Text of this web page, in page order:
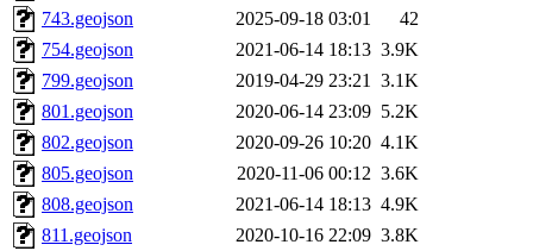
743.geojson
2025-09-18 03:01
42
754.geojson
2021-06-14 18:13 3.9K
799.geojson
2019-04-29 23:21 3.1K
801.geojson
2020-06-14 23:09 5.2K
802.geojson
2020-09-26 10:20 4.1K
805.geojson
2020-11-06 00:12 3.6K
808.geojson
2021-06-14 18:13 4.9K
811.geojson
2020-10-16 22:09 3.8K